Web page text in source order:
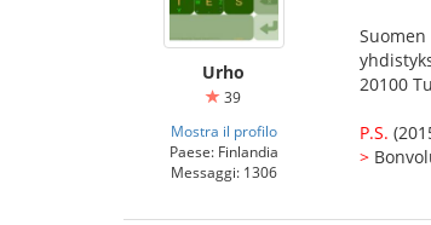
Urho
39
Mostra il profilo
Paese: Finlandia
Messaggi: 1306
20100
P.S.
>